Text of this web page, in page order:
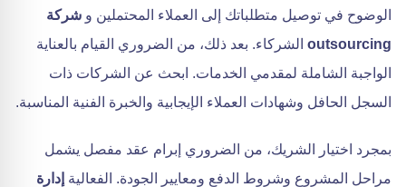
الوضوح في توصيل متطلباتك إلى العملاء المحتملين و شركة
outsourcing الشركاء. بعد ذلك، من الضروري القيام بالعناية
الواجبة الشاملة لمقدمي الخدمات. ابحث عن الشركات ذات
السجل الحافل وشهادات العملاء الإيجابية والخبرة الفنية المناسبة.
بمجرد اختيار الشريك، من الضروري إبرام عقد مفصل يشمل
مراحل المشروع وشروط الدفع ومعايير الجودة. الفعالية إدارة